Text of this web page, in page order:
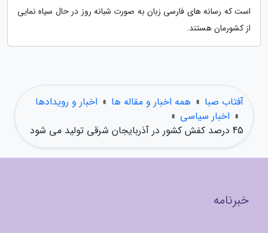
است که رسانه های فارسی زبان به صورت شبانه روز در حال سیاه نمایی
از کشورمان هستند.
آفتاب صبا » همه اخبار و مقاله ها » اخبار و رویدادها
» اخبار سیاسی »
45 درصد کفش کشور در آذربایجان شرقی تولید می شود
خبرنامه